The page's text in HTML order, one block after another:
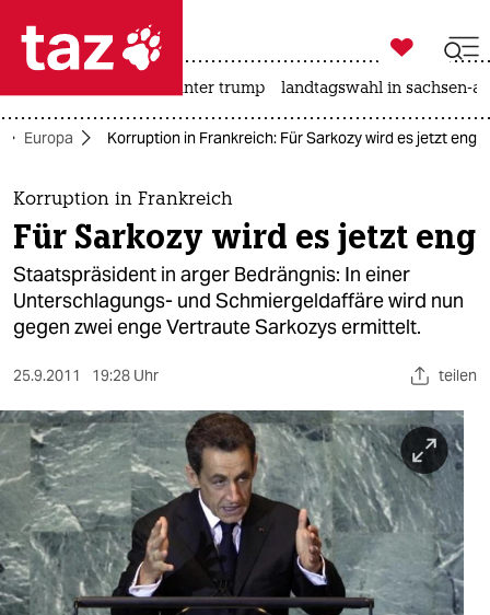
 taz zahl ich
taz zahl ich
themen
politik
öko
gesellschaft
sport
berlin
nord
wahrheit

taz zahl ich
usa unter trump landtagswahl in sachsen-
Europa Korruption in Frankreich: Für Sarkozy wird es jetzt eng
Korruption in Frankreich
Für Sarkozy wird es jetzt eng
Staatspräsident in arger Bedrängnis: In einer
Unterschlagungs- und Schmiergeldaffäre wird nun
gegen zwei enge Vertraute Sarkozys ermittelt.
25.9.2011 19:28 Uhr teilen